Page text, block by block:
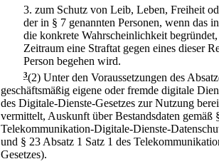
3. zum Schutz von Leib, Leben, Freiheit
der in § 7 genannten Personen, wenn das
die konkrete Wahrscheinlichkeit
Zeitraum eine Straftat gegen eines dieser
Person begehen wird.
3(2) Unter den Voraussetzungen des
geschäftsmäßig eigene oder fremde digitale
des Digitale-Dienste-Gesetzes zur Nutzung
vermittelt, Auskunft über Bestandsdaten gemäß
Telekommunikation-Digitale-Dienste-
und § 23 Absatz 1 Satz 1 des
Gesetzes).